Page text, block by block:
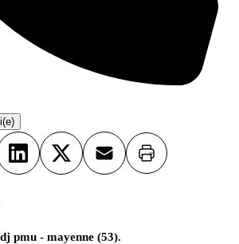
LinkedInX Email Imprimer
pmu - mayenne (53).